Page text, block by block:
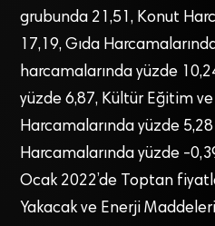
grubunda 21,51, Konut
17,19, Gıda
harcamalarında yüzde
yüzde 6,87, Kültür Eğitim
Harcamalarında yüzde
Harcamalarında yüzde -
Ocak 2022’de Toptan
Yakacak ve Enerji